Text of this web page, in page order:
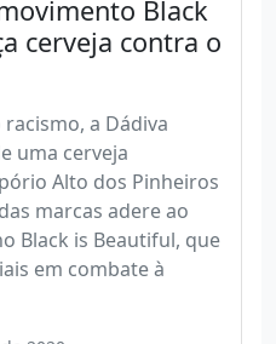
Black
cerveja contra o
a Dádiva
uma cerveja
Alto dos Pinheiros
marcas adere ao
Black is Beautiful, que
em combate à